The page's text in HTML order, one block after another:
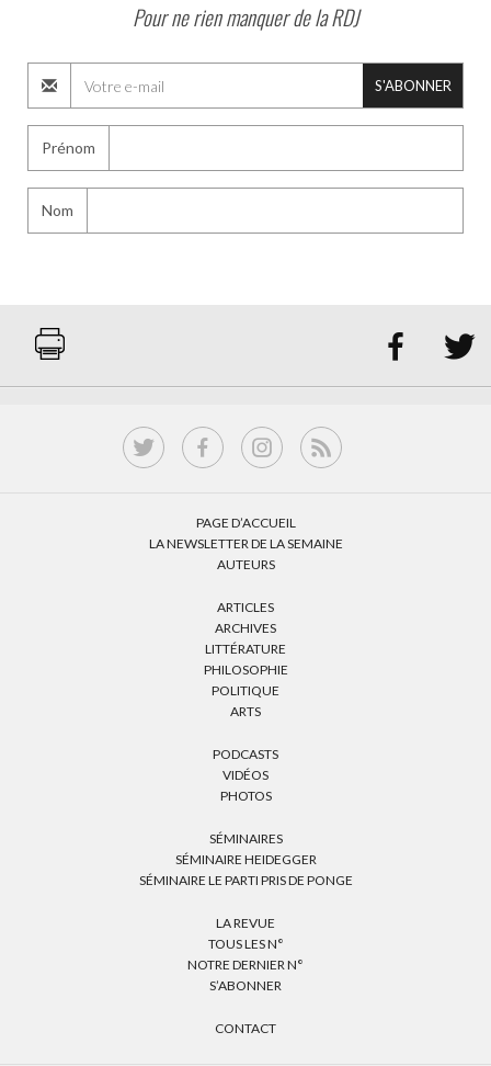
Pour ne rien manquer de la RDJ
S'ABONNER
Prénom
Nom
 
PAGE D’ACCUEIL
LA NEWSLETTER DE LA SEMAINE
AUTEURS
ARTICLES
ARCHIVES
LITTÉRATURE
PHILOSOPHIE
POLITIQUE
ARTS
PODCASTS
VIDÉOS
PHOTOS
SÉMINAIRES
SÉMINAIRE HEIDEGGER
SÉMINAIRE LE PARTI PRIS DE PONGE
LA REVUE
TOUS LES N°
NOTRE DERNIER N°
S’ABONNER
CONTACT